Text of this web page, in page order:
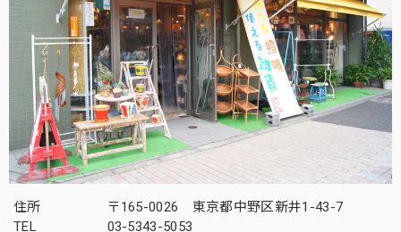
住所
〒165-0026 東京都中野区新井1-43-7
TEL
03-5343-5053